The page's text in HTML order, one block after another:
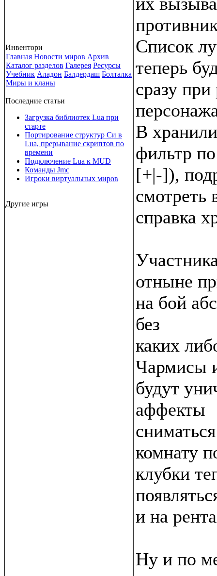
Инвентори
Главная Новости миров Архив
Каталог разделов Галерея Ресурсы
Учебник Аладон Балдердаш Болталка
Миры и кланы
Последние статьи
Загрузка библиотек Lua при
старте
Портирование структур Си в
Lua, прерывание скриптов по
времени
Подключение Lua к MUD
Команды Jmc
Игроки виртуальных миров
Другие игры
Список
теперь
сразу
В
фильтр
[+|-]),
смотреть
справка
отныне
на бой
без
каких
Чармисы
будут
аффекты
комнату
клубки
и на
Ну и по